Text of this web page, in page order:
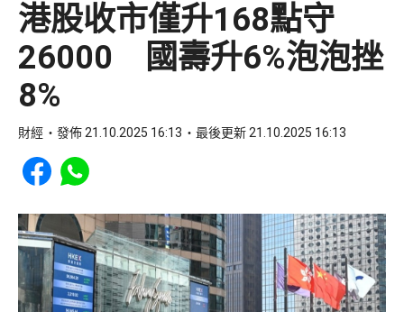
港股收市僅升168點守
26000 國壽升6%泡泡挫
8%
財經 發佈 21.10.2025 16:13 最後更新 21.10.2025 16:13
Share to Facebook
Share to WhatsApp